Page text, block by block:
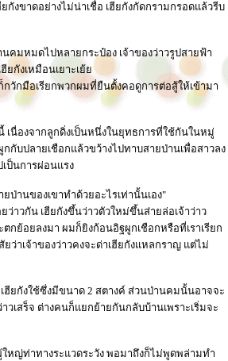
งขาดอย่างไม่น่าเชื่อ เฮียกังกัดกรามกรอดแล้วรีบ
นคมหมดไปหลายกระป๋อง เจ้าของว่าวรูปสายฟ้า
กังเหมือนเยาะเย้ย
วักมือเรียกพวกผมที่ยืนตั้งคอดูการต่อสู้ให้เข้ามา
เนื่องจากลูกดิ่งเป็นหนึ่งในยุทธการที่ใช้กันในหมู่
กับปลายเชือกแล้วขว้างไปทาบสายป่านเพื่อสาวลง
ป็นการผ่อนแรง
ป่านของเขาทำด้วยอะไรเท่านั้นเอง"
าวกัน เฮียกังขึ้นว่าวตัวใหม่ขึ้นส่ายล่อเจ้าว่าว
ย้อยลงมา ผมก็ยิงก้อนอิฐผูกเชือกหรือที่เราเรียก
ว่าเจ้าของว่าวคงจะด่าเฮียกังแหลกราญ แต่ไม่
ฮียกังใช้ซึ่งมีขนาด 2 สตางค์ ส่วนป่านคมนั้นอาจจะ
เสร็จ ต่างคนก็แยกย้ายกันกลับบ้านเพราะเริ่มจะ
หญ่ท่าทางระแวดระวัง พอมาถึงก็ไม่พูดพล่ามทำ